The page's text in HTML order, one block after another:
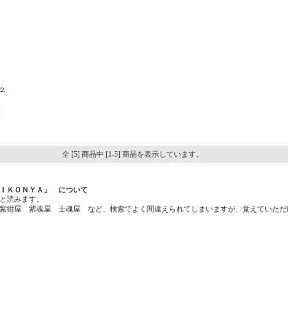
全 [5] 商品中 [1-5] 商品を表示しています。
ＫＯＮＹＡ」 について
読みます。
屋 紫魂屋 士魂屋 など、検索でよく間違えられてしまいますが、覚えていただ